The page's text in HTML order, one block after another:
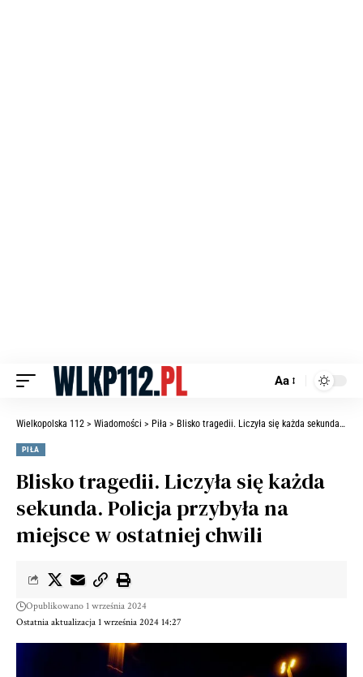
Aa
Wielkopolska 112 > Wiadomości > Piła > Blisko tragedii. Liczyła się każda sekunda. Policja przybyła na miejsce w ostatniej chwili
PIŁA
Blisko tragedii. Liczyła się każda
sekunda. Policja przybyła na
miejsce w ostatniej chwili
Ostatnia aktualizacja 1 września 2024 14:27
Opublikowano 1 września 2024